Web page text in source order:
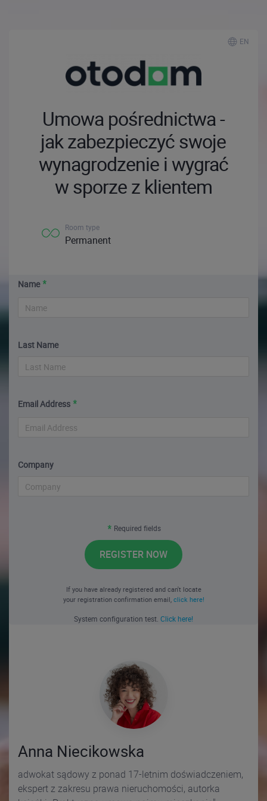
EN
Umowa pośrednictwa -
jak zabezpieczyć swoje
wynagrodzenie i wygrać
w sporze z klientem
Room type
Permanent
Name
Last Name
Email Address
Company
Required fields
REGISTER NOW
If you have already registered and can't locate
your registration confirmation email, click here!
System configuration test. Click here!
Anna Niecikowska
adwokat sądowy z ponad 17-letnim doświadczeniem,
ekspert z zakresu prawa nieruchomości, autorka